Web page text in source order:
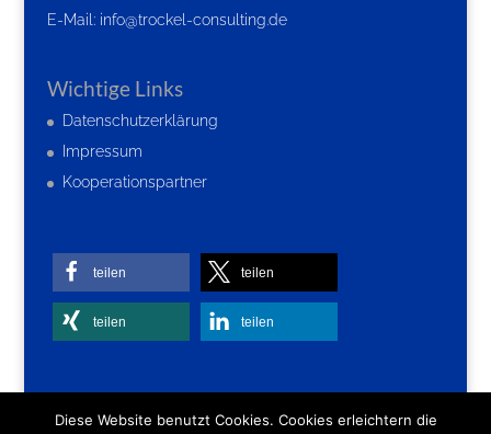
E-Mail: info@trockel-consulting.de
Wichtige Links
Datenschutzerklärung
Impressum
Kooperationspartner
teilen teilen
teilen teilen
Diese Website benutzt Cookies. Cookies erleichtern die